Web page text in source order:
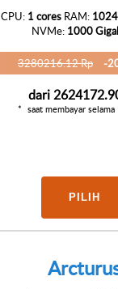
CPU: 1 cores RAM:
NVMe: 1000
3280216.12 Rp -
dari
saat membayar selama
PILIH